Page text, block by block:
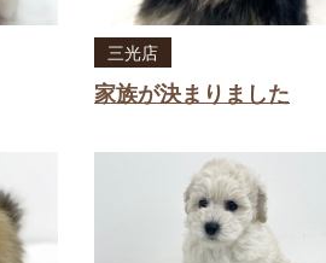
三光店
家族が決まりました